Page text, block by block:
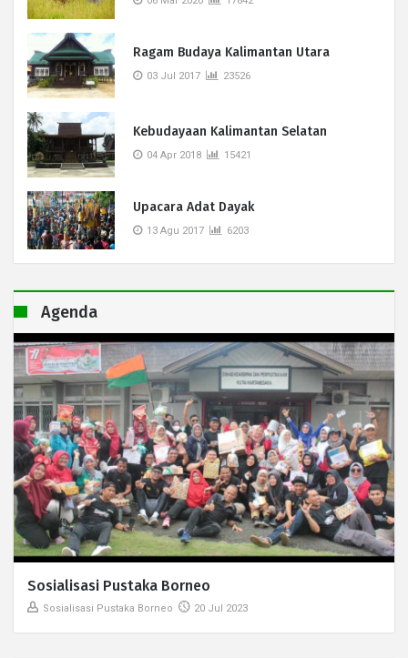
Ragam Budaya Kalimantan Utara
03 Jul 2017 23526
Kebudayaan Kalimantan Selatan
04 Apr 2018 15421
Upacara Adat Dayak
13 Agu 2017 6203
Agenda
Sosialisasi Pustaka Borneo
Sosialisasi Pustaka Borneo 20 Jul 2023